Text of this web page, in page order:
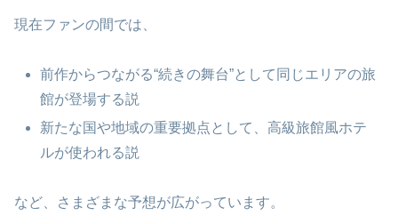
現在ファンの間では、
前作からつながる“続きの舞台”として同じエリアの旅
館が登場する説
新たな国や地域の重要拠点として、高級旅館風ホテ
ルが使われる説
など、さまざまな予想が広がっています。